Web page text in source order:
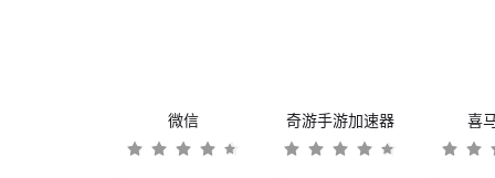
微信 奇游手游加速器 喜